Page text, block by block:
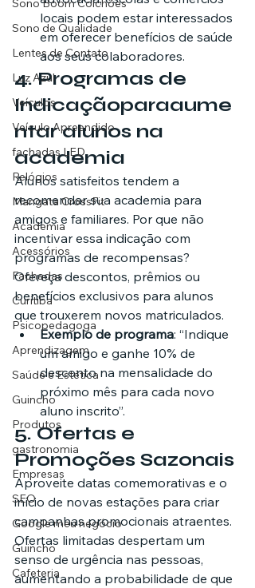
Sono Boom Colchões
Sono de Qualidade
Lentes de Contato
Luz Azul
Veículos
Veículo Apreendido
fachadas LED
Relógios
Mangata CrossFit
Academia
Acessórios
Fachadas
Curitiba
Psicopedagoga
Aprendizagem
Saúde e Estética
Guincho
Produtos
gastronomia
Empresas
SEO
Google meu negócio
Guincho
Cafeteria
locais podem estar interessados
em oferecer benefícios de saúde
aos seus colaboradores.
4. Programas de
Indicaçãoparaaume
ntar alunos na
academia
Alunos satisfeitos tendem a
recomendar sua academia para
amigos e familiares. Por que não
incentivar essa indicação com
programas de recompensas?
Ofereça descontos, prêmios ou
benefícios exclusivos para alunos
que trouxerem novos matriculados.
Exemplo de programa: “Indique
um amigo e ganhe 10% de
desconto na mensalidade do
próximo mês para cada novo
aluno inscrito”.
5. Ofertas e
Promoções Sazonais
Aproveite datas comemorativas e o
início de novas estações para criar
campanhas promocionais atraentes.
Ofertas limitadas despertam um
senso de urgência nas pessoas,
aumentando a probabilidade de que